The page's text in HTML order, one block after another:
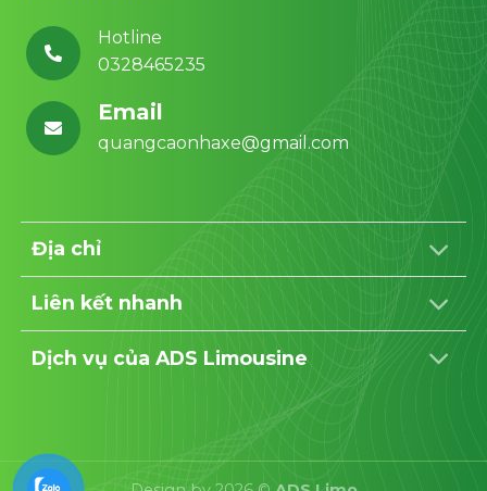
Hotline
0328465235
Email
quangcaonhaxe@gmail.com
Địa chỉ
Liên kết nhanh
Dịch vụ của ADS Limousine